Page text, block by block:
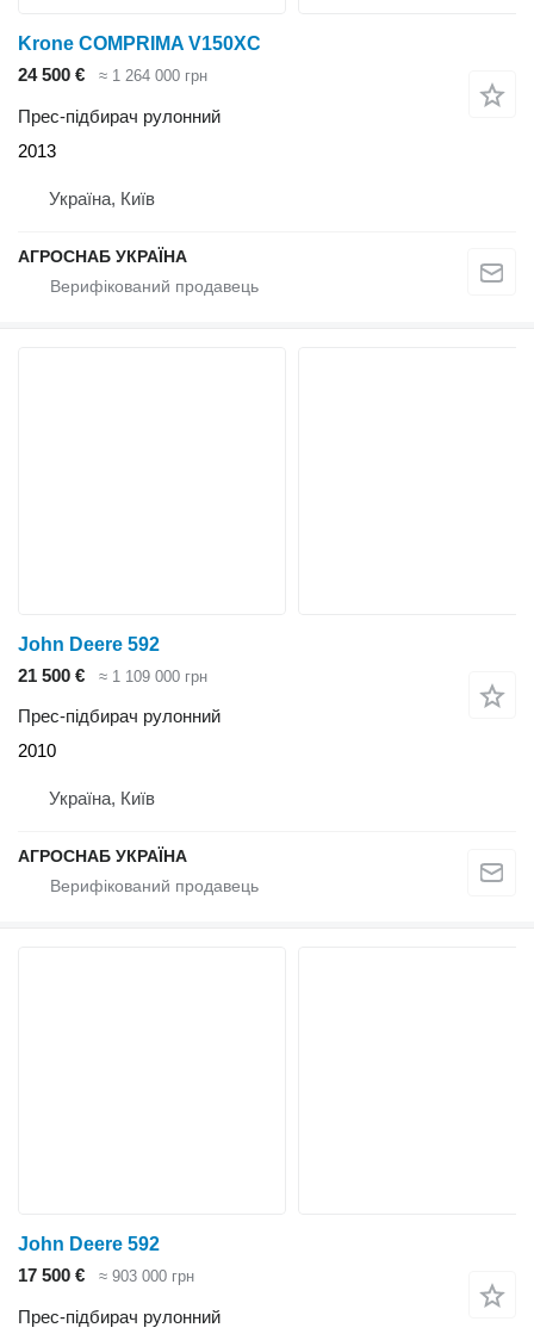
Krone COMPRIMA V150XC
24 500 €
≈ 1 264 000 грн
Прес-підбирач рулонний
2013
Україна, Київ
АГРОСНАБ УКРАЇНА
John Deere 592
21 500 €
≈ 1 109 000 грн
Прес-підбирач рулонний
2010
Україна, Київ
АГРОСНАБ УКРАЇНА
John Deere 592
17 500 €
≈ 903 000 грн
Прес-підбирач рулонний